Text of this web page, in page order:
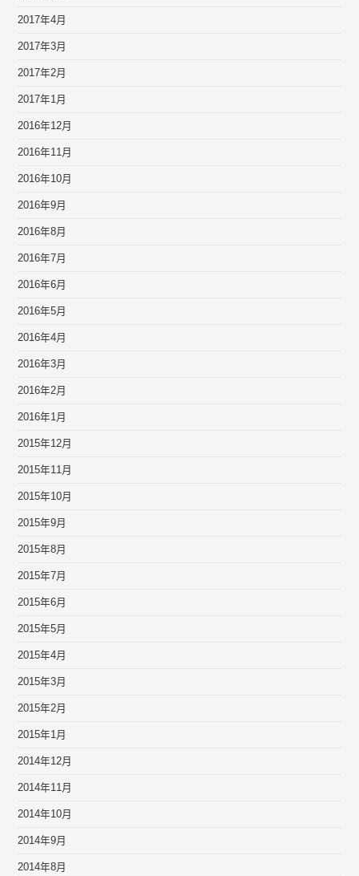
2017年4月
2017年3月
2017年2月
2017年1月
2016年12月
2016年11月
2016年10月
2016年9月
2016年8月
2016年7月
2016年6月
2016年5月
2016年4月
2016年3月
2016年2月
2016年1月
2015年12月
2015年11月
2015年10月
2015年9月
2015年8月
2015年7月
2015年6月
2015年5月
2015年4月
2015年3月
2015年2月
2015年1月
2014年12月
2014年11月
2014年10月
2014年9月
2014年8月